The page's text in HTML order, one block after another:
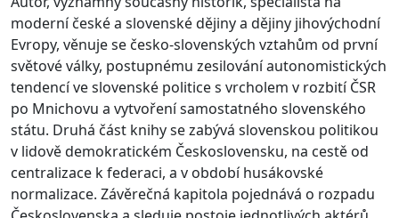
moderní české a slovenské dějiny a dějiny jihovýchodní
Evropy, věnuje se česko-slovenských vztahům od první
světové války, postupnému zesilování autonomistických
tendencí ve slovenské politice s vrcholem v rozbití ČSR
po Mnichovu a vytvoření samostatného slovenského
státu. Druhá část knihy se zabývá slovenskou politikou
v lidově demokratickém Československu, na cestě od
centralizace k federaci, a v období husákovské
normalizace. Závěrečná kapitola pojednává o rozpadu